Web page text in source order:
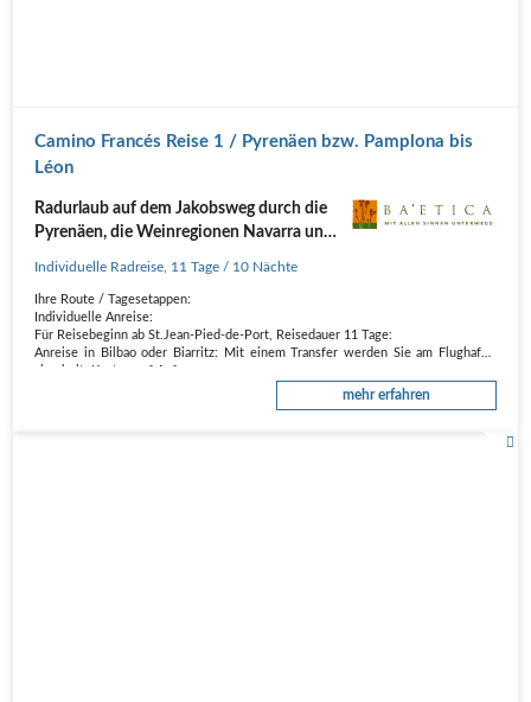
Camino Francés Reise 1 / Pyrenäen bzw. Pamplona bis
Léon
Radurlaub auf dem Jakobsweg durch die
Pyrenäen, die Weinregionen Navarra und
zwischen Burgos und León
Individuelle Radreise 11 Tage / 10 Nächte
Ihre Route / Tagesetappen:
Individuelle Anreise:
Für Reisebeginn ab St.Jean-Pied-de-Port, Reisedauer 11 Tage:
Anreise in Bilbao oder Biarritz: Mit einem Transfer werden Sie am Flughafen
Anreise in Pamplona: Mit dem Linienbus erreichen Sie ab Pamplona den
mehr erfahren